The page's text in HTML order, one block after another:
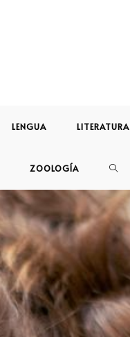
LENGUA LITERATURA
ZOOLOGÍA